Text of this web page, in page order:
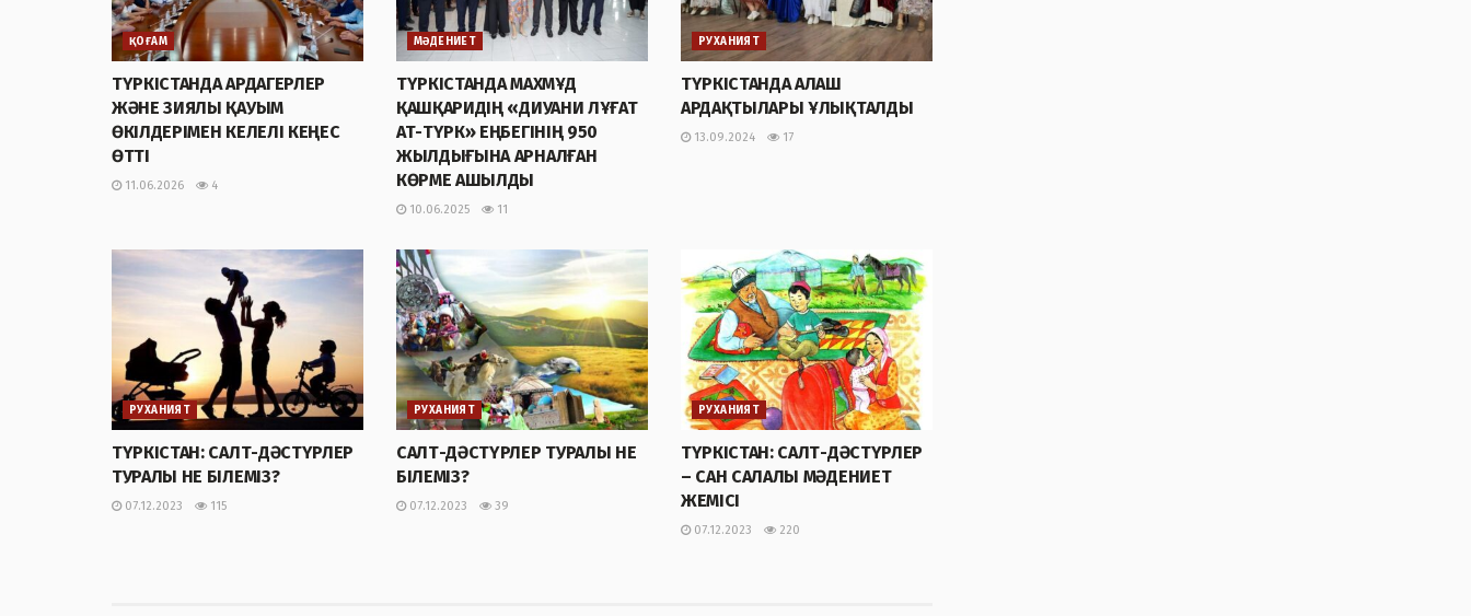
ҚОҒАМ
ТҮРКІСТАНДА АРДАГЕРЛЕР
ЖӘНЕ ЗИЯЛЫ ҚАУЫМ
ӨКІЛДЕРІМЕН КЕЛЕЛІ КЕҢЕС
ӨТТІ
11.06.2026 4
МӘДЕНИЕТ
ТҮРКІСТАНДА МАХМҰД
ҚАШҚАРИДІҢ «ДИУАНИ ЛҰҒАТ
АТ-ТҮРК» ЕҢБЕГІНІҢ 950
ЖЫЛДЫҒЫНА АРНАЛҒАН
КӨРМЕ АШЫЛДЫ
10.06.2025 11
РУХАНИЯТ
ТҮРКІСТАНДА АЛАШ
АРДАҚТЫЛАРЫ ҰЛЫҚТАЛДЫ
13.09.2024 17
РУХАНИЯТ
ТҮРКІСТАН: САЛТ-ДӘСТҮРЛЕР
ТУРАЛЫ НЕ БІЛЕМІЗ?
07.12.2023 115
РУХАНИЯТ
САЛТ-ДӘСТҮРЛЕР ТУРАЛЫ НЕ
БІЛЕМІЗ?
07.12.2023 39
РУХАНИЯТ
ТҮРКІСТАН: САЛТ-ДӘСТҮРЛЕР
– САН САЛАЛЫ МӘДЕНИЕТ
ЖЕМІСІ
07.12.2023 220